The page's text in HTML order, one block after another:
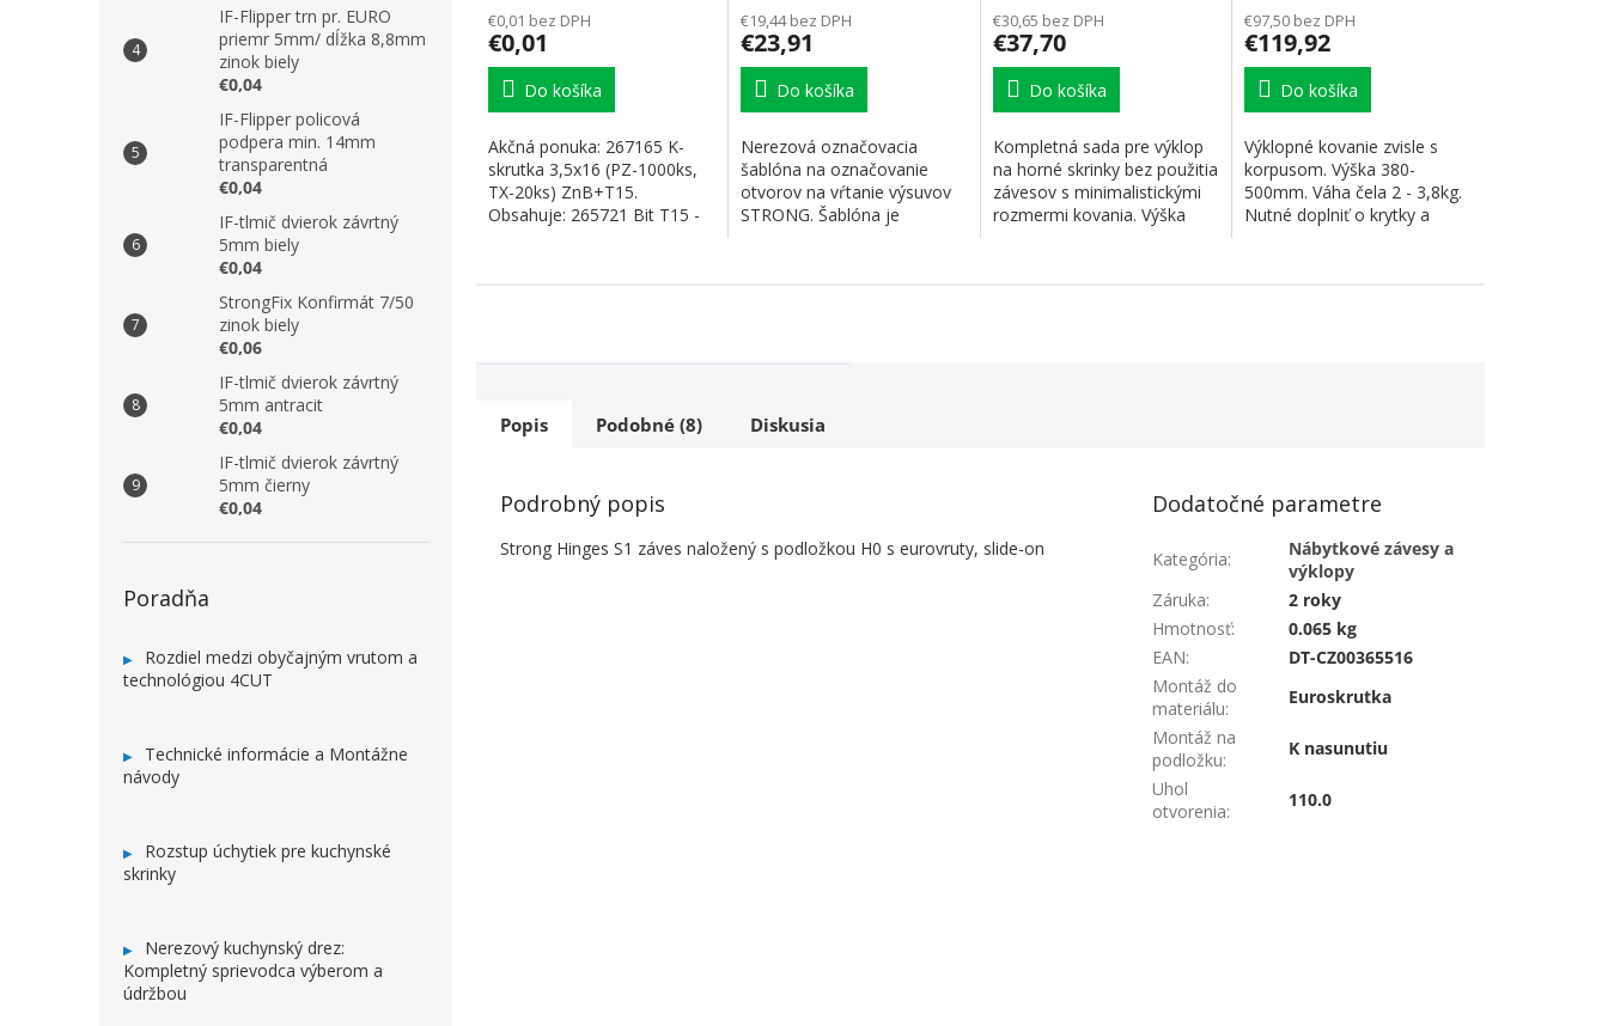
IF-Flipper trn pr. EURO
priemr 5mm/ dĺžka 8,8mm
zinok biely
€0,04
IF-Flipper policová
podpera min. 14mm
transparentná
€0,04
IF-tlmič dvierok závrtný
5mm biely
€0,04
StrongFix Konfirmát 7/50
zinok biely
€0,06
IF-tlmič dvierok závrtný
5mm antracit
€0,04
IF-tlmič dvierok závrtný
5mm čierny
€0,04
Poradňa
Rozdiel medzi obyčajným vrutom a
technológiou 4CUT
Technické informácie a Montážne
návody
Rozstup úchytiek pre kuchynské
skrinky
Nerezový kuchynský drez:
Kompletný sprievodca výberom a
údržbou
€0,01 bez DPH
€0,01
Do košíka
Akčná ponuka: 267165 K-
skrutka 3,5x16 (PZ-1000ks,
TX-20ks) ZnB+T15.
Obsahuje: 265721 Bit T15 -
€19,44 bez DPH
€23,91
Do košíka
Nerezová označovacia
šablóna na označovanie
otvorov na vŕtanie výsuvov
STRONG. Šablóna je
€30,65 bez DPH
€37,70
Do košíka
Kompletná sada pre výklop
na horné skrinky bez použitia
závesov s minimalistickými
rozmermi kovania. Výška
€97,50 bez DPH
€119,92
Do košíka
Výklopné kovanie zvisle s
korpusom. Výška 380-
500mm. Váha čela 2 - 3,8kg.
Nutné doplniť o krytky a
Popis Podobné (8) Diskusia
Podrobný popis
Strong Hinges S1 záves naložený s podložkou H0 s eurovruty, slide-on
Dodatočné parametre
Kategória:
Nábytkové závesy a
výklopy
Záruka:
2 roky
Hmotnosť:
0.065 kg
EAN:
DT-CZ00365516
Montáž do
materiálu:
Euroskrutka
Montáž na
podložku:
K nasunutiu
Uhol
otvorenia:
110.0